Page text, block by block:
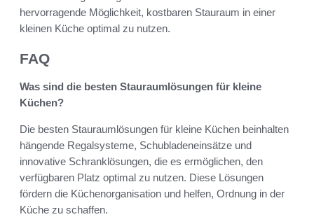
hervorragende Möglichkeit, kostbaren Stauraum in einer
kleinen Küche optimal zu nutzen.
FAQ
Was sind die besten Stauraumlösungen für kleine
Küchen?
Die besten Stauraumlösungen für kleine Küchen beinhalten
hängende Regalsysteme, Schubladeneinsätze und
innovative Schranklösungen, die es ermöglichen, den
verfügbaren Platz optimal zu nutzen. Diese Lösungen
fördern die Küchenorganisation und helfen, Ordnung in der
Küche zu schaffen.